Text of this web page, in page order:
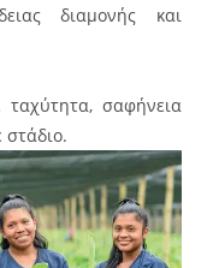
διαμονής και
ταχύτητα, σαφήνεια
στάδιο.